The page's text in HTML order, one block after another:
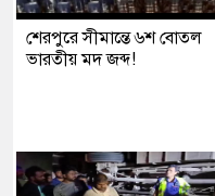
শেরপুরে সীমান্তে ৬শ বোতল
ভারতীয় মদ জব্দ!